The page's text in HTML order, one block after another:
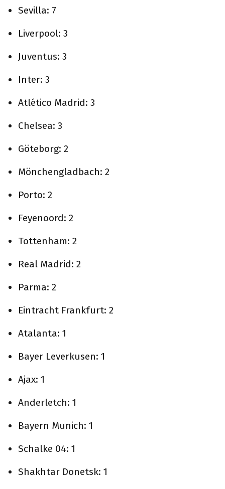
Sevilla: 7
Liverpool: 3
Juventus: 3
Inter: 3
Atlético Madrid: 3
Chelsea: 3
Göteborg: 2
Mönchengladbach: 2
Porto: 2
Feyenoord: 2
Tottenham: 2
Real Madrid: 2
Parma: 2
Eintracht Frankfurt: 2
Atalanta: 1
Bayer Leverkusen: 1
Ajax: 1
Anderletch: 1
Bayern Munich: 1
Schalke 04: 1
Shakhtar Donetsk: 1